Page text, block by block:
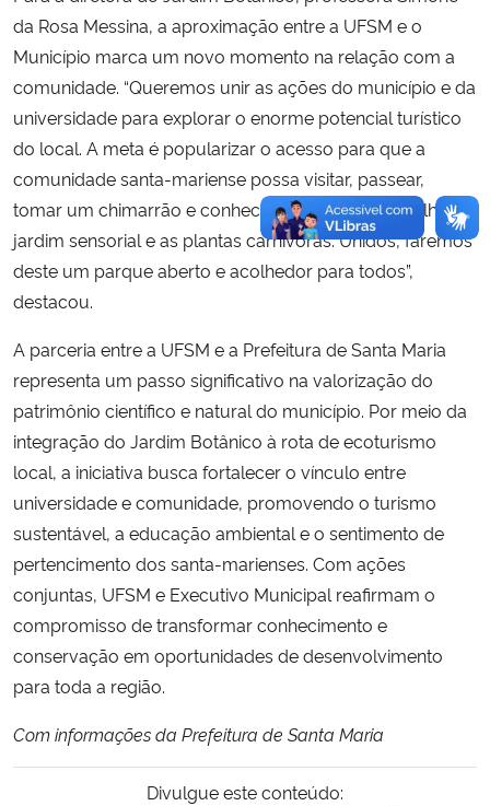
da Rosa Messina, a aproximação entre a UFSM e o
Município marca um novo momento na relação com a
comunidade. “Queremos unir as ações do município e da
universidade para explorar o enorme potencial turístico
do local. A meta é popularizar o acesso para que a
comunidade santa-mariense possa visitar, passear,
tomar um chimarrão e conhecer atrativos como trilhas, o
jardim sensorial e as plantas carnívoras. Unidos, faremos
deste um parque aberto e acolhedor para todos”,
destacou.
A parceria entre a UFSM e a Prefeitura de Santa Maria
representa um passo significativo na valorização do
patrimônio científico e natural do município. Por meio da
integração do Jardim Botânico à rota de ecoturismo
local, a iniciativa busca fortalecer o vínculo entre
universidade e comunidade, promovendo o turismo
sustentável, a educação ambiental e o sentimento de
pertencimento dos santa-marienses. Com ações
conjuntas, UFSM e Executivo Municipal reafirmam o
compromisso de transformar conhecimento e
conservação em oportunidades de desenvolvimento
para toda a região.
Com informações da Prefeitura de Santa Maria
Divulgue este conteúdo: